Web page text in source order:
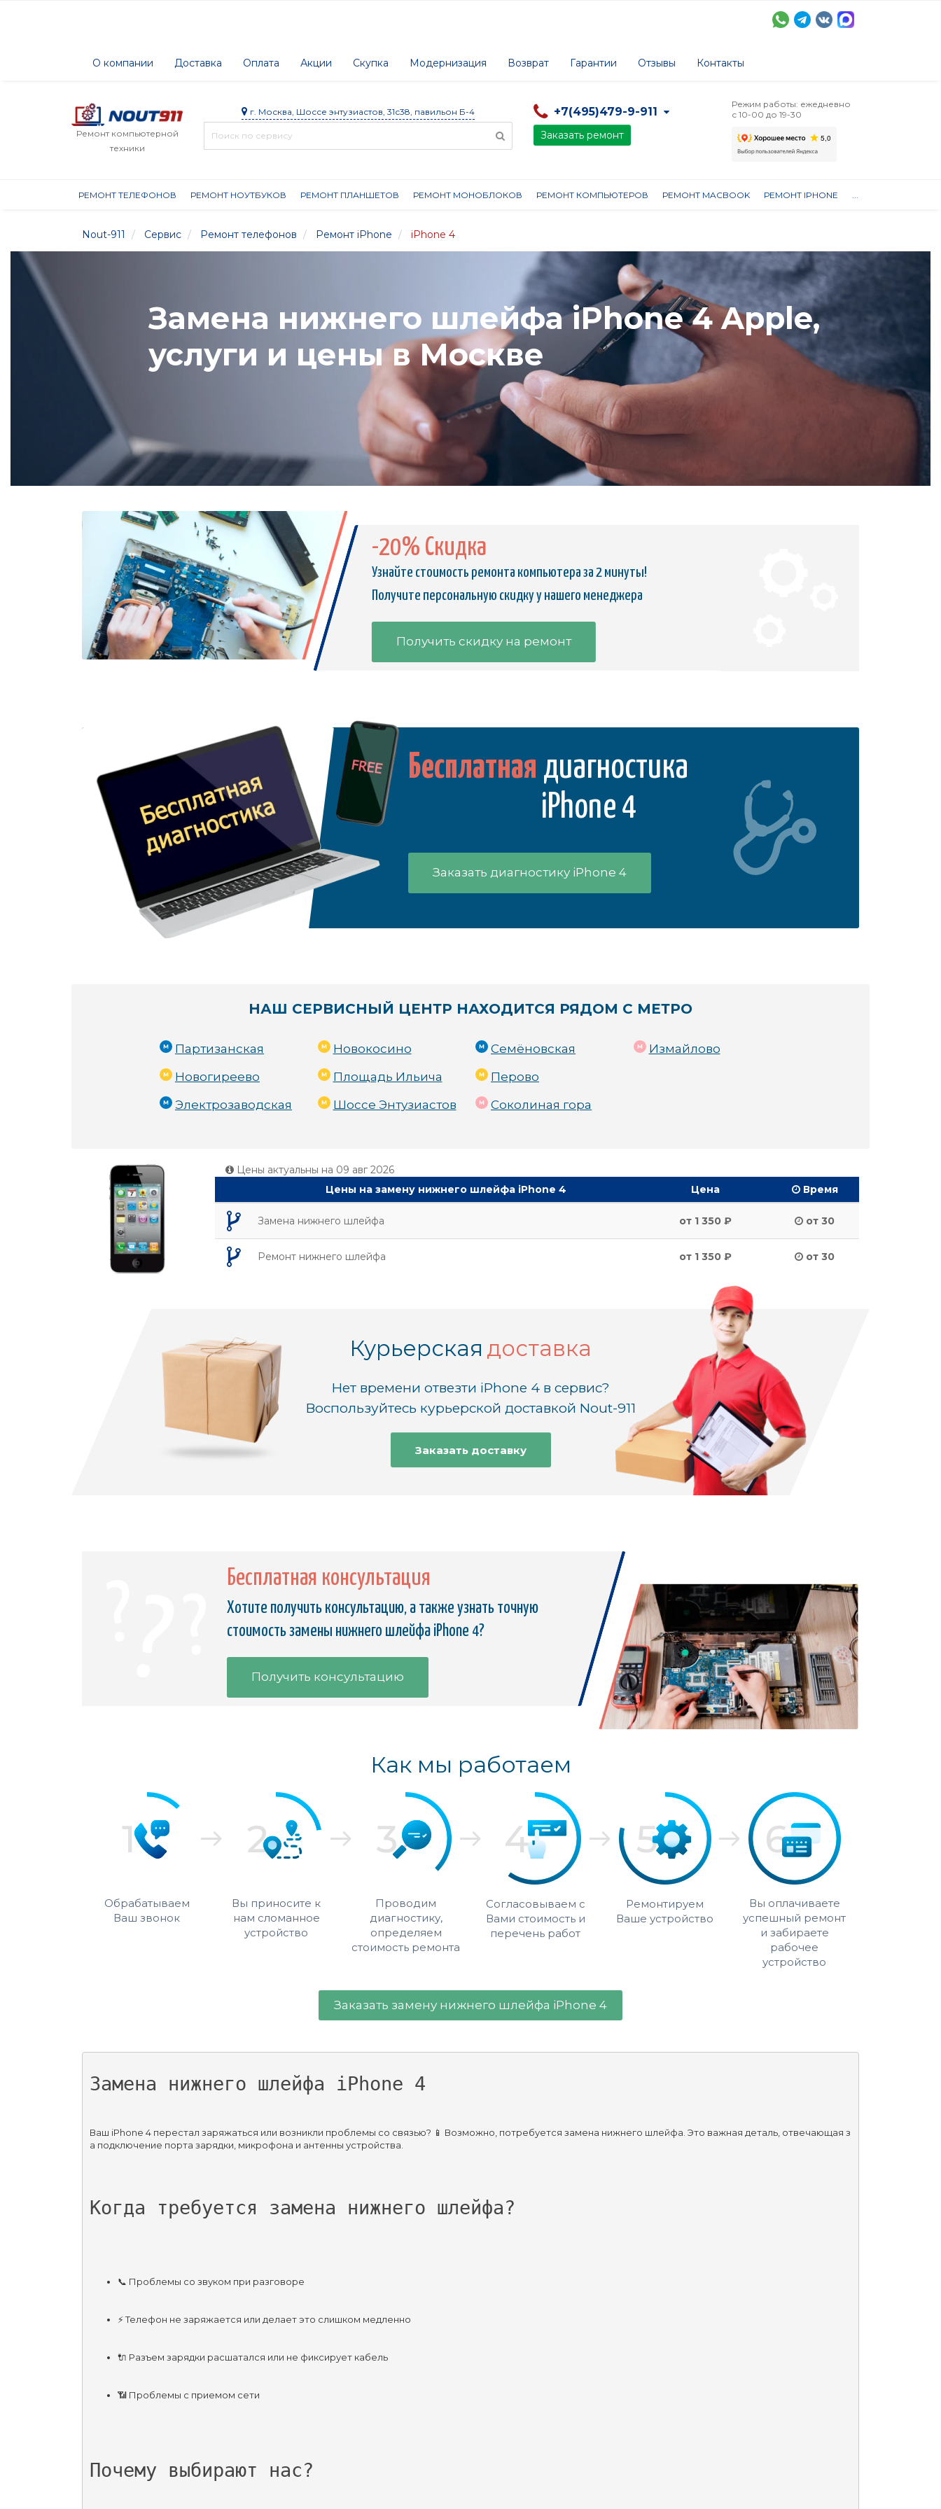
О компании Доставка Оплата Акции Скупка Модернизация Возврат Гарантии Отзывы Контакты
Ремонт компьютерной
техники
г. Москва, Шоссе энтузиастов, 31с38, павильон Б-4 +7(495)479-9-911
Заказать ремонт
Режим работы: ежедневно
с 10-00 до 19-30
РЕМОНТ ТЕЛЕФОНОВ РЕМОНТ НОУТБУКОВ РЕМОНТ ПЛАНШЕТОВ РЕМОНТ МОНОБЛОКОВ РЕМОНТ КОМПЬЮТЕРОВ РЕМОНТ MACBOOK РЕМОНТ IPHONE ...
Nout-911 Сервис Ремонт телефонов Ремонт iPhone iPhone 4
Замена нижнего шлейфа iPhone 4 Apple,
услуги и цены в Москве
-20% Скидка
Узнайте стоимость ремонта компьютера за 2 минуты!
Получите персональную скидку у нашего менеджера
Получить скидку на ремонт
Бесплатная диагностика
iPhone 4
Заказать диагностику iPhone 4
НАШ СЕРВИСНЫЙ ЦЕНТР НАХОДИТСЯ РЯДОМ С МЕТРО
Партизанская
Новогиреево
Электрозаводская
Новокосино
Площадь Ильича
Шоссе Энтузиастов
Семёновская
Перово
Соколиная гора
Измайлово
Цены актуальны на 09 авг 2026
Цены на замену нижнего шлейфа iPhone 4
Цена Время
Замена нижнего шлейфа от 1 350 ₽ от 30
Ремонт нижнего шлейфа от 1 350 ₽ от 30
Курьерская доставка
Нет времени отвезти iPhone 4 в сервис?
Воспользуйтесь курьерской доставкой Nout-911
Заказать доставку
Бесплатная консультация
Хотите получить консультацию, а также узнать точную
стоимость замены нижнего шлейфа iPhone 4?
Получить консультацию
Как мы работаем
Обрабатываем
Ваш звонок
Вы приносите к
нам сломанное
устройство
Проводим
диагностику,
определяем
стоимость ремонта
Согласовываем с
Вами стоимость и
перечень работ
Ремонтируем
Ваше устройство
Вы оплачиваете
успешный ремонт
и забираете
рабочее
устройство
Заказать замену нижнего шлейфа iPhone 4
Замена нижнего шлейфа iPhone 4
Ваш iPhone 4 перестал заряжаться или возникли проблемы со связью? 📱 Возможно, потребуется замена нижнего шлейфа. Это важная деталь, отвечающая з
а подключение порта зарядки, микрофона и антенны устройства.
Когда требуется замена нижнего шлейфа?
📞 Проблемы со звуком при разговоре
⚡️ Телефон не заряжается или делает это слишком медленно
🔌 Разъем зарядки расшатался или не фиксирует кабель
📶 Проблемы с приемом сети
Почему выбирают нас?